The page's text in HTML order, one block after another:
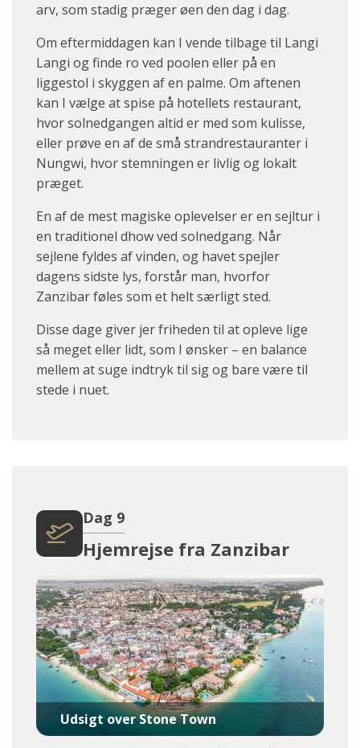
arv, som stadig præger øen den dag i dag.
Om eftermiddagen kan I vende tilbage til Langi
Langi og finde ro ved poolen eller på en
liggestol i skyggen af en palme. Om aftenen
kan I vælge at spise på hotellets restaurant,
hvor solnedgangen altid er med som kulisse,
eller prøve en af de små strandrestauranter i
Nungwi, hvor stemningen er livlig og lokalt
præget.
En af de mest magiske oplevelser er en sejltur i
en traditionel dhow ved solnedgang. Når
sejlene fyldes af vinden, og havet spejler
dagens sidste lys, forstår man, hvorfor
Zanzibar føles som et helt særligt sted.
Disse dage giver jer friheden til at opleve lige
så meget eller lidt, som I ønsker – en balance
mellem at suge indtryk til sig og bare være til
stede i nuet.
Dag 9
Hjemrejse fra Zanzibar
Udsigt over Stone Town